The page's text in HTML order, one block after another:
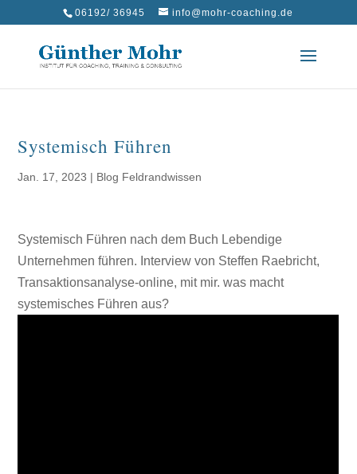
06192/ 36945 info@mohr-coaching.de
Systemisch Führen
Jan. 17, 2023 | Blog Feldrandwissen
Systemisch Führen nach dem Buch Lebendige
Unternehmen führen. Interview von Steffen Raebricht,
Transaktionsanalyse-online, mit mir. was macht
systemisches Führen aus?